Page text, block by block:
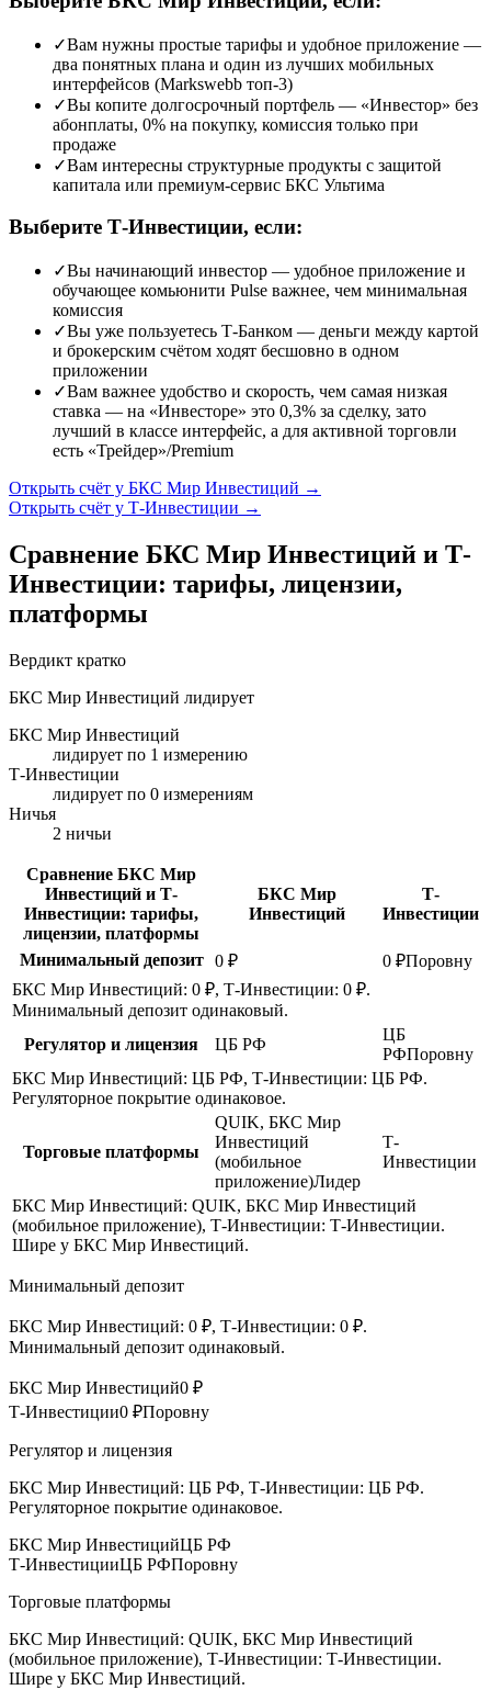
✓Вам нужны простые тарифы и удобное приложение —
два понятных плана и один из лучших мобильных
интерфейсов (Markswebb топ-3)
✓Вы копите долгосрочный портфель — «Инвестор» без
абонплаты, 0% на покупку, комиссия только при
продаже
✓Вам интересны структурные продукты с защитой
капитала или премиум-сервис БКС Ультима
Выберите Т-Инвестиции, если:
✓Вы начинающий инвестор — удобное приложение и
обучающее комьюнити Pulse важнее, чем минимальная
комиссия
✓Вы уже пользуетесь Т-Банком — деньги между картой
и брокерским счётом ходят бесшовно в одном
приложении
✓Вам важнее удобство и скорость, чем самая низкая
ставка — на «Инвесторе» это 0,3% за сделку, зато
лучший в классе интерфейс, а для активной торговли
есть «Трейдер»/Premium
Открыть счёт у БКС Мир Инвестиций →
Открыть счёт у Т-Инвестиции →
Сравнение БКС Мир Инвестиций и Т-
Инвестиции: тарифы, лицензии,
платформы
Вердикт кратко
БКС Мир Инвестиций лидирует
БКС Мир Инвестиций
лидирует по 1 измерению
Т-Инвестиции
лидирует по 0 измерениям
Ничья
2 ничьи
Сравнение БКС Мир
Инвестиций и Т-
Инвестиции: тарифы,
лицензии, платформы
БКС Мир
Инвестиций
Т-
Инвестиции
Минимальный депозит 0 ₽ 0 ₽Поровну
БКС Мир Инвестиций: 0 ₽, Т-Инвестиции: 0 ₽.
Минимальный депозит одинаковый.
Регулятор и лицензия
ЦБ РФ
ЦБ
РФПоровну
БКС Мир Инвестиций: ЦБ РФ, Т-Инвестиции: ЦБ РФ.
Регуляторное покрытие одинаковое.
Торговые платформы
QUIK, БКС Мир
Инвестиций
(мобильное
приложение)Лидер
Т-
Инвестиции
БКС Мир Инвестиций: QUIK, БКС Мир Инвестиций
(мобильное приложение), Т-Инвестиции: Т-Инвестиции.
Шире у БКС Мир Инвестиций.
Минимальный депозит
БКС Мир Инвестиций: 0 ₽, Т-Инвестиции: 0 ₽.
Минимальный депозит одинаковый.
БКС Мир Инвестиций0 ₽
Т-Инвестиции0 ₽Поровну
Регулятор и лицензия
БКС Мир Инвестиций: ЦБ РФ, Т-Инвестиции: ЦБ РФ.
Регуляторное покрытие одинаковое.
БКС Мир ИнвестицийЦБ РФ
Т-ИнвестицииЦБ РФПоровну
Торговые платформы
БКС Мир Инвестиций: QUIK, БКС Мир Инвестиций
(мобильное приложение), Т-Инвестиции: Т-Инвестиции.
Шире у БКС Мир Инвестиций.